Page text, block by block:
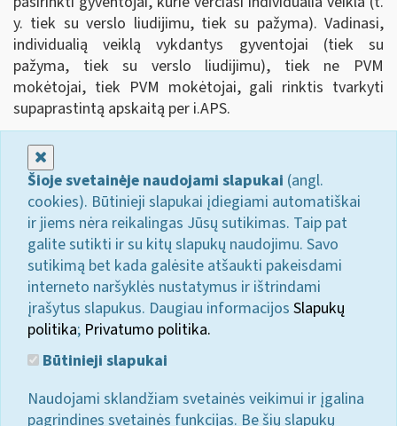
y. tiek su verslo liudijimu, tiek su pažyma). Vadinasi,
individualią veiklą vykdantys gyventojai (tiek su
pažyma, tiek su verslo liudijimu), tiek ne PVM
mokėtojai, tiek PVM mokėtojai, gali rinktis tvarkyti
supaprastintą apskaitą per i.APS.
Šioje svetainėje naudojami slapukai (angl.
cookies). Būtinieji slapukai įdiegiami automatiškai
ir jiems nėra reikalingas Jūsų sutikimas. Taip pat
galite sutikti ir su kitų slapukų naudojimu. Savo
sutikimą bet kada galėsite atšaukti pakeisdami
interneto naršyklės nustatymus ir ištrindami
įrašytus slapukus. Daugiau informacijos Slapukų
politika; Privatumo politika.
Būtinieji slapukai
Naudojami sklandžiam svetainės veikimui ir įgalina
pagrindines svetainės funkcijas. Be šių slapukų